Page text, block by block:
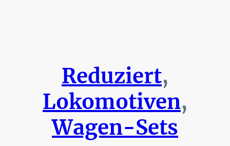
Reduziert,
Lokomotiven,
Wagen-Sets